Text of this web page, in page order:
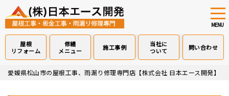
Skip
MENU
屋根
リフォーム
修繕
メニュー
施工事例
当社に
ついて
問い合わせ
愛媛県松山市の屋根工事、雨漏り修理専門店【株式会社 日本エース開発】